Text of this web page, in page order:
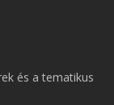
és a tematikus